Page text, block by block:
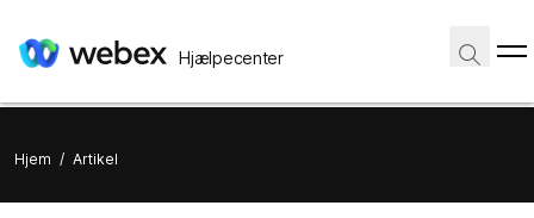
Hjælpecenter
Hjem / Artikel